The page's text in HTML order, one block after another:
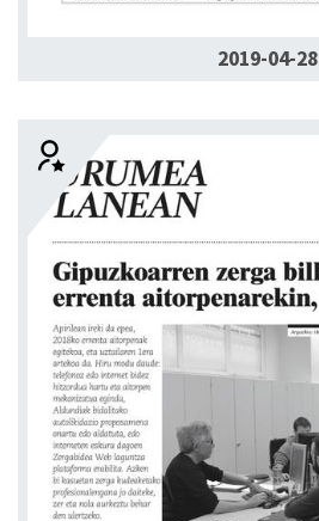
2019-04-28